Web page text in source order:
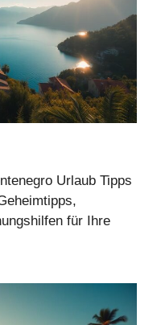
Urlaub Tipps
für Ihre